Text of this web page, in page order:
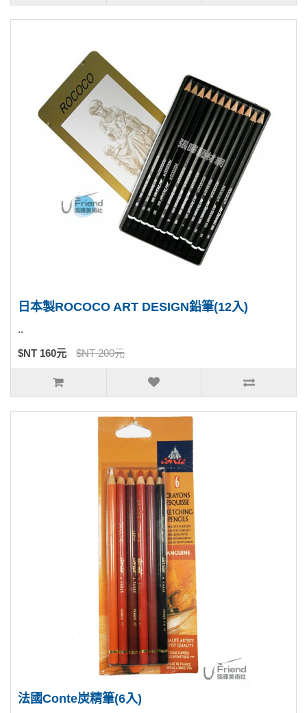
日本製ROCOCO ART DESIGN鉛筆(12入)
..
$NT 160元 $NT 200元
法國Conte炭精筆(6入)